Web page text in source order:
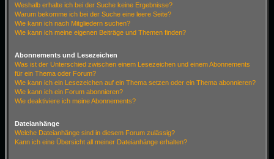
Weshalb erhalte ich bei der Suche keine Ergebnisse?
Warum bekomme ich bei der Suche eine leere Seite?
Wie kann ich nach Mitgliedern suchen?
Wie kann ich meine eigenen Beiträge und Themen finden?
Abonnements und Lesezeichen
Was ist der Unterschied zwischen einem Lesezeichen und einem Abonnements
für ein Thema oder Forum?
Wie kann ich ein Lesezeichen auf ein Thema setzen oder ein Thema abonnieren?
Wie kann ich ein Forum abonnieren?
Wie deaktiviere ich meine Abonnements?
Dateianhänge
Welche Dateianhänge sind in diesem Forum zulässig?
Kann ich eine Übersicht all meiner Dateianhänge erhalten?